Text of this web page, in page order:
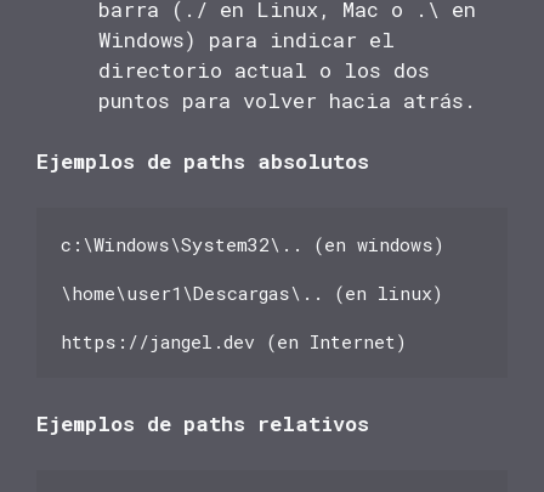
barra (./ en Linux, Mac o .\ en
Windows) para indicar el
directorio actual o los dos
puntos para volver hacia atrás.
Ejemplos de paths absolutos
c:\Windows\System32\.. (en windows)
\home\user1\Descargas\.. (en linux)
https://jangel.dev (en Internet)
Ejemplos de paths relativos